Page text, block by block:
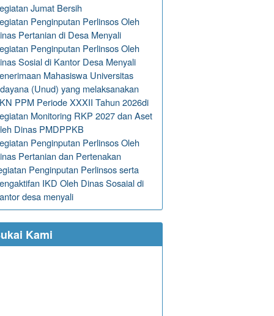
Jumat Bersih
Penginputan Perlinsos Oleh
Pertanian di Desa Menyali
Penginputan Perlinsos Oleh
Sosial di Kantor Desa Menyali
Mahasiswa Universitas
(Unud) yang melaksanakan
PPM Periode XXXII Tahun 2026di
Monitoring RKP 2027 dan Aset
Dinas PMDPPKB
Penginputan Perlinsos Oleh
Pertanian dan Pertenakan
Penginputan Perlinsos serta
IKD Oleh Dinas Sosaial di
desa menyali
Kami